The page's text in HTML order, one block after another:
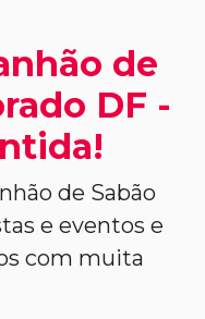
de
DF -
de Sabão
e eventos e
com muita